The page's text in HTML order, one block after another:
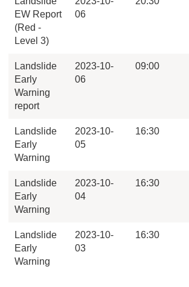
EW Report
(Red -
Level 3)
06
Landslide
Early
Warning
report
2023-10-
06
09:00
Landslide
Early
Warning
2023-10-
05
16:30
Landslide
Early
Warning
2023-10-
04
16:30
Landslide
Early
Warning
2023-10-
03
16:30